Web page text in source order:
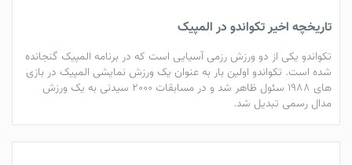
تاریخچه اخیرتکواندو در المپیک
تکواندو یکی از دو ورزش رزمی آسیایی است که در برنامه المپیک گنجانده
شده است. تکواندو اولین بار به عنوان یک ورزش نمایشی المپیک در بازی
های 1988 سئول ظاهر شد و در مسابقات 2000 سیدنی به یک ورزش
مدال رسمی تبدیل شد.